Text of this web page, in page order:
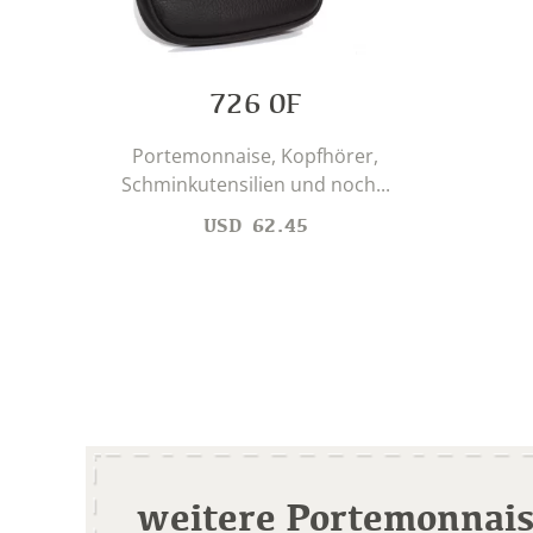
726 0F
Portemonnaise, Kopfhörer,
Schminkutensilien und noch...
USD 62.45
weitere